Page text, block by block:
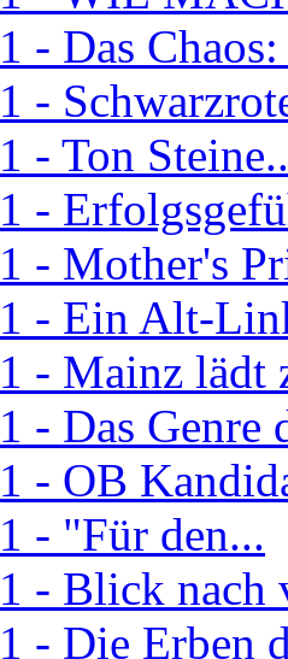
- Das
-
- Ton
-
- Mother's
- Ein Alt-
- Mainz lädt
- Das Genre
- OB
- "Für den...
- Blick nach
- Die Erben